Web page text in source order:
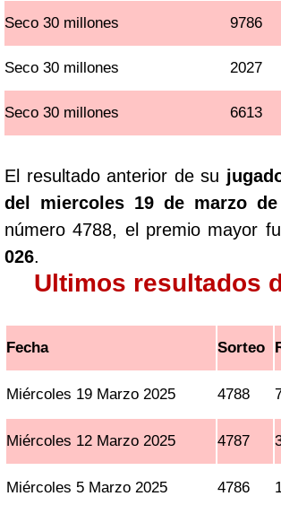
Seco 30 millones 9786
Seco 30 millones 2027
Seco 30 millones 6613
El resultado anterior de su
del miercoles 19 de marzo de
número 4788, el premio mayor
026.
Ultimos resultados
Fecha Sorteo
Miércoles 19 Marzo 2025 4788
Miércoles 12 Marzo 2025 4787
Miércoles 5 Marzo 2025 4786